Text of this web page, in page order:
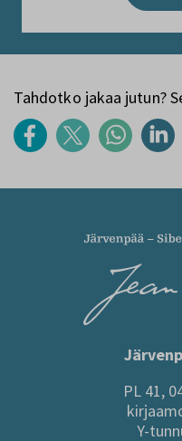
Tahdotko jakaa jutun?
PL 41,
Y-